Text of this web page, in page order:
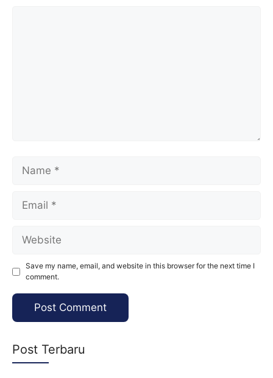
Save my name, email, and website in this browser for the next time I
comment.
Post Terbaru